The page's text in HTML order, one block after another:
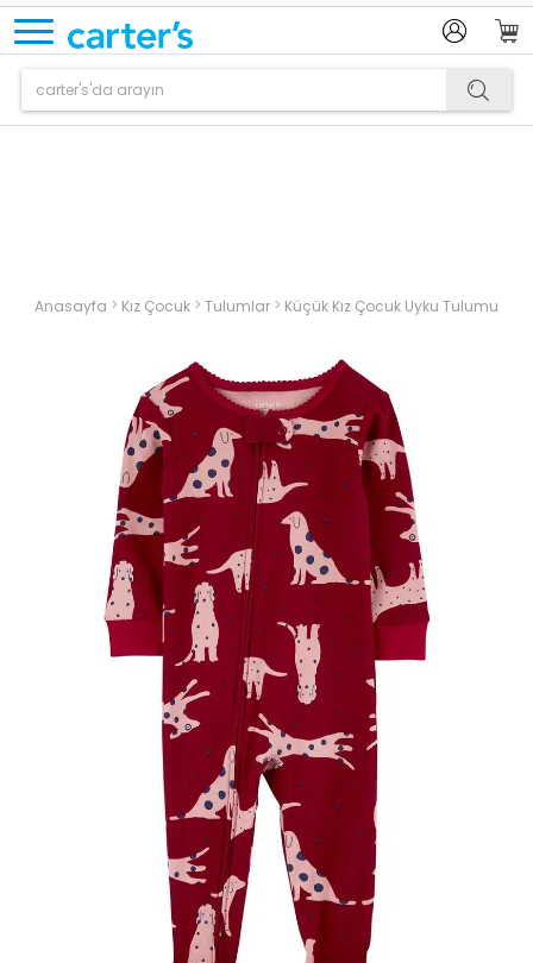
Anasayfa > Kız Çocuk > Tulumlar > Küçük Kız Çocuk Uyku Tulumu
Ürün sepetinize eklenmiştir.